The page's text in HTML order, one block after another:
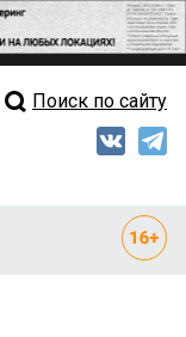
выпуск
Поиск по сайту